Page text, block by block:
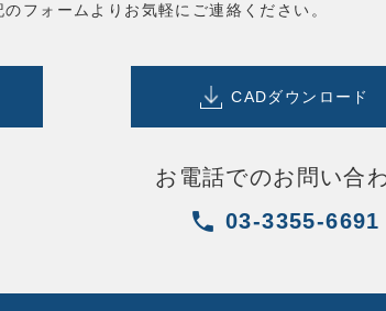
フォームよりお気軽にご連絡ください。
CADダウンロード
お電話でのお問い合
03-3355-6691